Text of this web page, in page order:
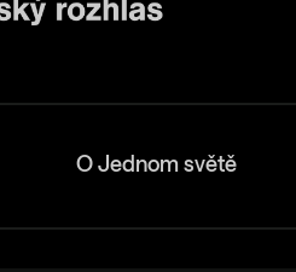
O Jednom světě